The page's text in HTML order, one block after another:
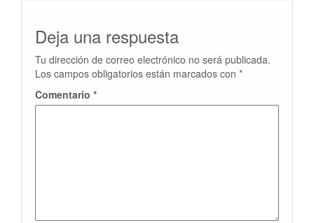
Deja una respuesta
Tu dirección de correo electrónico no será publicada.
Los campos obligatorios están marcados con *
Comentario *